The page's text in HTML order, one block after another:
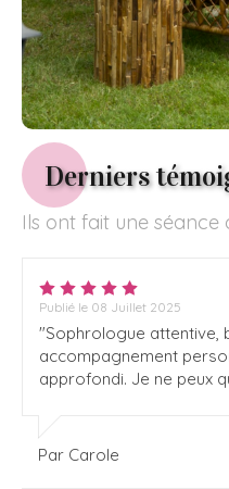
Derniers
Ils ont fait une séance
Publié le 08 Juillet 2025
"Sophrologue attentive,
accompagnement
approfondi. Je ne peux
Par Carole